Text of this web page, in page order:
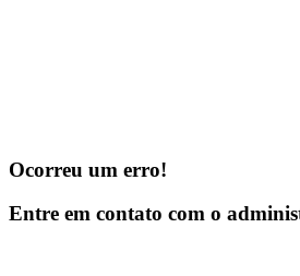
Ocorreu um erro!
Entre em contato com o